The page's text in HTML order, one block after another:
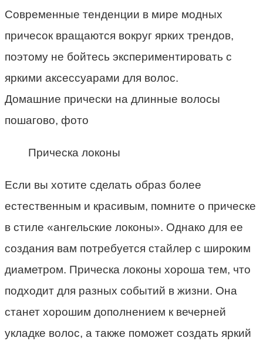
Современные тенденции в мире модных
причесок вращаются вокруг ярких трендов,
поэтому не бойтесь экспериментировать с
яркими аксессуарами для волос.
Домашние прически на длинные волосы
пошагово, фото
Прическа локоны
Если вы хотите сделать образ более
естественным и красивым, помните о прическе
в стиле «ангельские локоны». Однако для ее
создания вам потребуется стайлер с широким
диаметром. Прическа локоны хороша тем, что
подходит для разных событий в жизни. Она
станет хорошим дополнением к вечерней
укладке волос, а также поможет создать яркий